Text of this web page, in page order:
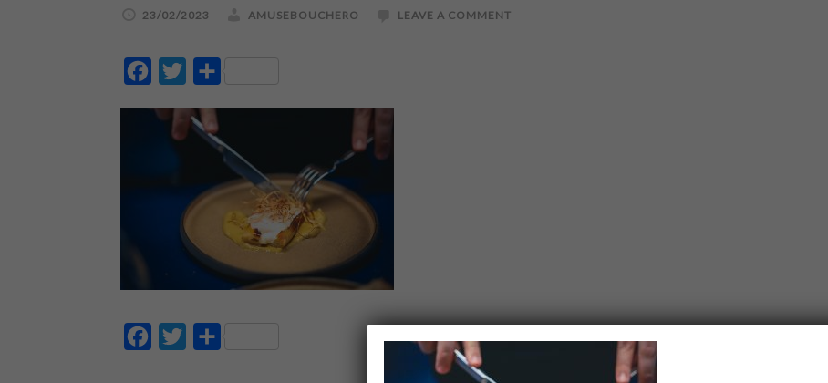
23/02/2023 AMUSEBOUCHERO LEAVE A COMMENT
FacebookTwitter
FacebookTwitter